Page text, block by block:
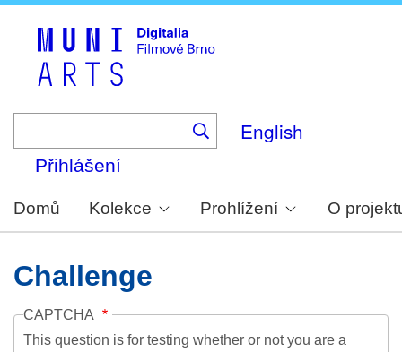
English
Přihlášení
Domů Kolekce Prohlížení O
Challenge
CAPTCHA
This question is for testing whether or not you are a